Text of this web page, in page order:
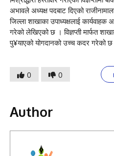
अभावले अध्यक्ष पदबाट दिएको
जिल्ला शाखाका उपाध्यक्षलाई कार्यवाहक
गरेको लेखिएको छ । विज्ञप्ती मार्फत
पु¥याएको योगदानको उच्च कदर गरेको
0 0
Author